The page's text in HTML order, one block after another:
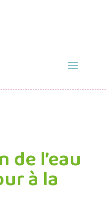
de l’eau
à la